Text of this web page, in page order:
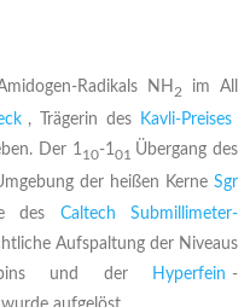
Radikals NH 2
im All
, Trägerin des
Kavli-Preises
Der 1 10-1 01 Übergang des
der heißen Kerne Sgr
des Caltech Submillimeter-
Aufspaltung der Niveaus
und der
Hyperfein -